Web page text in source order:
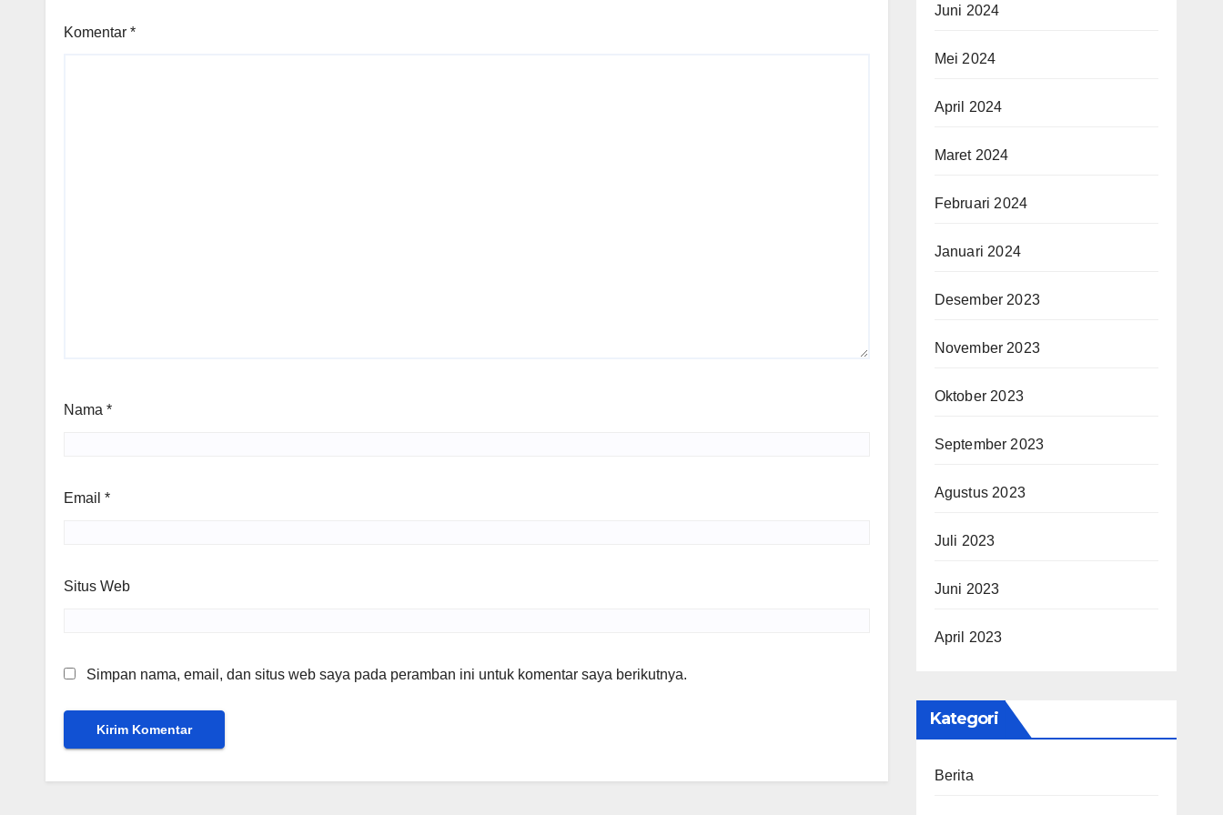
Komentar *
Nama *
Email *
Situs Web
Simpan nama, email, dan situs web saya pada peramban ini untuk komentar saya berikutnya.
Juni 2024
Mei 2024
April 2024
Maret 2024
Februari 2024
Januari 2024
Desember 2023
November 2023
Oktober 2023
September 2023
Agustus 2023
Juli 2023
Juni 2023
April 2023
Kategori
Berita